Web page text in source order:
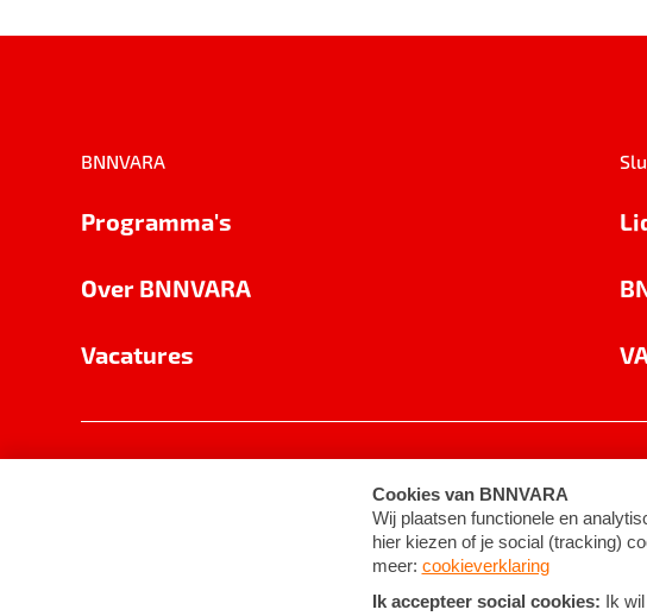
BNNVARA
Programma's
Over BNNVARA
Vacatures
Cookie-instellingen Algemene